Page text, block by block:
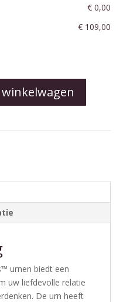
€ 0,00
€ 109,00
urnen biedt een
uw liefdevolle relatie
De urn heeft